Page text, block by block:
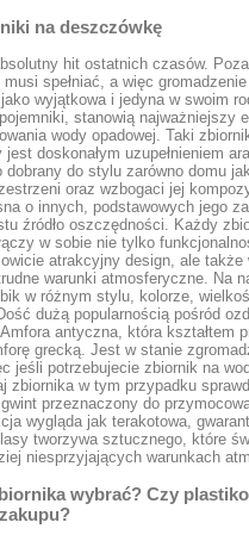
na deszczówkę
hit ostatnich czasów.
spełniać, a więc
wyjątkowa i jedyna w swoim
stanowią najważniejszy
wody opadowej. Taki
doskonałym uzupełnieniem
dobrany do stylu zarówno domu
oraz wzbogaci jej
o innych, podstawowych jego
źródło oszczędności. Każdy
w sobie nie tylko
atrakcyjny design, ale także
warunki atmosferyczne. Na
w różnym stylu, kolorze,
dużą popularnością pośród
antyczna, która kształtem
grecką. Jest w stanie
jeśli potrzebujecie zbiornik na
zbiornika w tym przypadku
przeznaczony do
wygląda jak terakotowa,
tworzywa sztucznego, które
niesprzyjających warunkach
wybrać? Czy